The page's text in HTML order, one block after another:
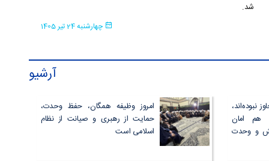
شد.
چهارشنبه 24 تیر 1405
آرشیو
نبوده‌اند،
هم امان
و وحدت
امروز وظیفه همگان، حفظ وحدت،
حمایت از رهبری و صیانت از نظام
اسلامی است